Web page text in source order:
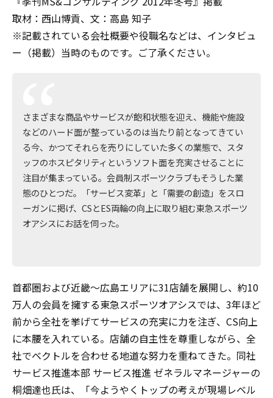
取材：西山博貢、文：高島 知子
※記載されている会社概要や役職名などは、インタビュ
ー（掲載）当時のものです。ご了承ください。
さまざまな商品やサービスが飽和状態を迎え、機能や施設
などのハード面が整っているのは当たり前となってきてい
る今、かつてそれらを売りにしていた多くの業態で、スタ
ッフのホスピタリティというソフト面を充実させることに
注目が集まっている。会員制スポーツクラブもそうした業
態のひとつだ。「サービス変革」と「需要の創造」をスロ
ーガンに掲げ、CSとES両輪の向上に取り組む東急スポーツ
オアシスにお話を伺った。
首都圏および近畿～広島エリアに31店舗を展開し、約10
万人の会員を擁する東急スポーツオアシスでは、3年ほど
前から全社を挙げてサービスの充実に力を注ぎ、CS向上
に本腰を入れている。店舗の自主性を尊重しながら、全
社でベクトルを合わせる地道な努力を重ねてきた。同社
サービス推進本部 サービス推進 ゼネラルマネージャーの
桐畑達也氏は、「今ようやくトップの考えが現場レベル